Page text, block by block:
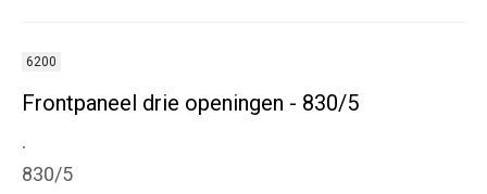
6200
Frontpaneel drie openingen - 830/5
.
830/5